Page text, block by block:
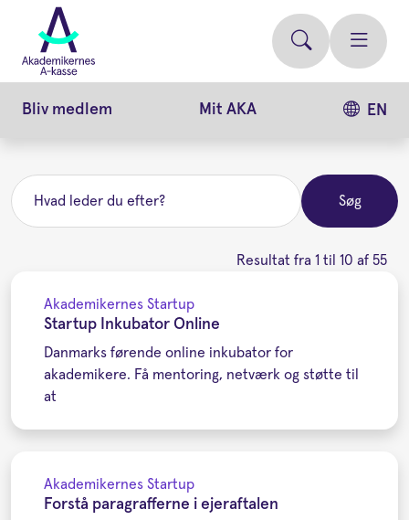
videre
hovedindhold
Bliv medlem Mit AKA EN
Søg Søg
Resultat fra 1 til 10 af 55
Akademikernes Startup
Startup Inkubator Online
Danmarks førende online inkubator for
akademikere. Få mentoring, netværk og støtte til
at
Akademikernes Startup
Forstå paragrafferne i ejeraftalen